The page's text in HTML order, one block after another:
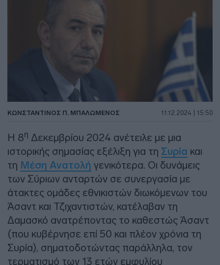
ΚΩΝΣΤΑΝΤΙΝΟΣ Π. ΜΠΑΛΩΜΕΝΟΣ 11.12.2024 | 15:50
Η 8η Δεκεμβρίου 2024 ανέτειλε με μια
ιστορικής σημασίας εξέλιξη για τη Συρία και
τη Μέση Ανατολή γενικότερα. Οι δυνάμεις
των Σύριων ανταρτών σε συνεργασία με
άτακτες ομάδες εθνικιστών διωκόμενων του
Άσαντ και Τζιχαντιστών, κατέλαβαν τη
Δαμασκό ανατρέποντας το καθεστώς Άσαντ
(που κυβέρνησε επί 50 και πλέον χρόνια τη
Συρία), σηματοδοτώντας παράλληλα, τον
τερματισμό των 13 ετών εμφυλίου